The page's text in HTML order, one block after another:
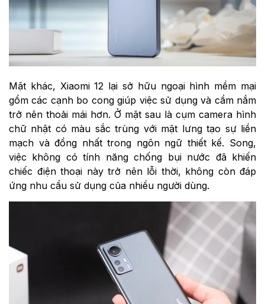
Mặt khác, Xiaomi 12 lại sở hữu ngoại hình mềm mại
gồm các cạnh bo cong giúp việc sử dụng và cầm nắm
trở nên thoải mái hơn. Ở mặt sau là cụm camera hình
chữ nhật có màu sắc trùng với mặt lưng tạo sự liền
mạch và đồng nhất trong ngôn ngữ thiết kế. Song,
việc không có tính năng chống bụi nước đã khiến
chiếc điện thoại này trở nên lỗi thời, không còn đáp
ứng nhu cầu sử dụng của nhiều người dùng.